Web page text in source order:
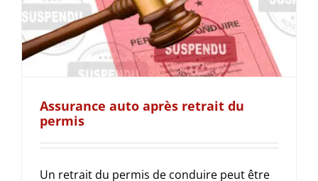
Assurance auto après retrait du
permis
Un retrait du permis de conduire peut être